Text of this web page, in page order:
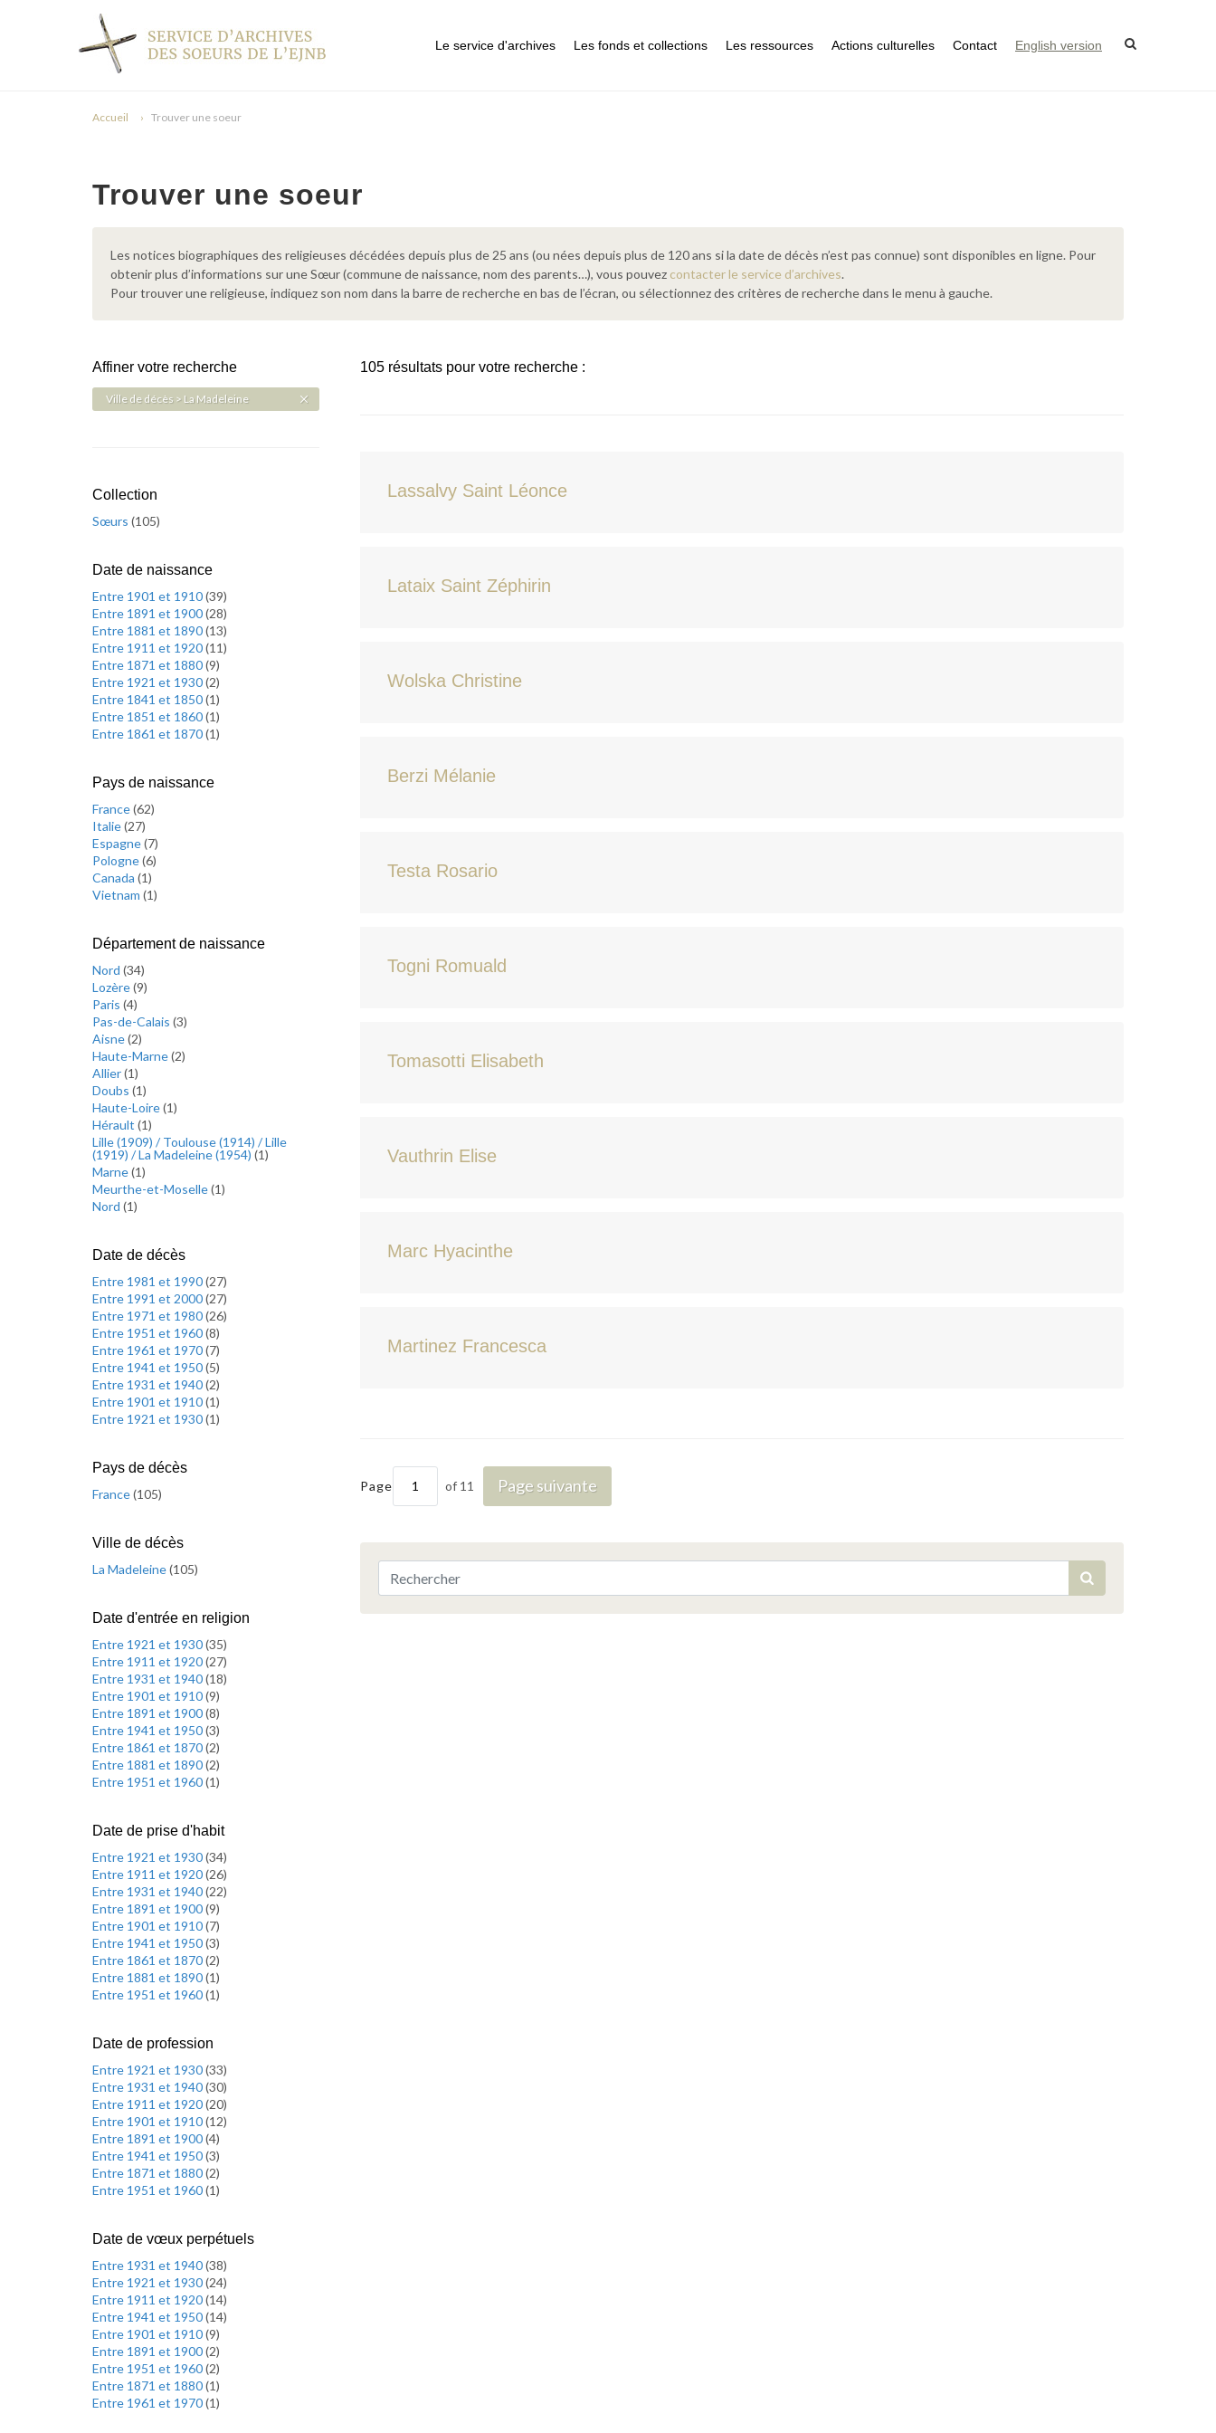
Le service d'archives Les fonds et collections Les ressources Actions culturelles Contact English version
Accueil Trouver une soeur
Trouver une soeur
Les notices biographiques des religieuses décédées depuis plus de 25 ans (ou nées depuis plus de 120 ans si la date de décès n’est pas connue) sont disponibles en ligne. Pour
obtenir plus d’informations sur une Sœur (commune de naissance, nom des parents…), vous pouvez contacter le service d’archives.
Pour trouver une religieuse, indiquez son nom dans la barre de recherche en bas de l’écran, ou sélectionnez des critères de recherche dans le menu à gauche.
105 résultats pour votre recherche :
Lassalvy Saint Léonce
Lataix Saint Zéphirin
Wolska Christine
Berzi Mélanie
Testa Rosario
Togni Romuald
Tomasotti Elisabeth
Vauthrin Elise
Marc Hyacinthe
Martinez Francesca
Page of 11 Page suivante
Affiner votre recherche
Ville de décès > La Madeleine
Collection
Sœurs (105)
Date de naissance
Entre 1901 et 1910(39)
Entre 1891 et 1900(28)
Entre 1881 et 1890(13)
Entre 1911 et 1920(11)
Entre 1871 et 1880(9)
Entre 1921 et 1930(2)
Entre 1841 et 1850(1)
Entre 1851 et 1860(1)
Entre 1861 et 1870(1)
Pays de naissance
France(62)
Italie(27)
Espagne(7)
Pologne(6)
Canada (1)
Vietnam (1)
Département de naissance
Nord (34)
Lozère(9)
Paris (4)
Pas-de-Calais (3)
Aisne(2)
Haute-Marne(2)
Allier(1)
Doubs (1)
Haute-Loire(1)
Hérault (1)
Lille (1909) / Toulouse (1914) / Lille
(1919) / La Madeleine (1954) (1)
Marne(1)
Meurthe-et-Moselle(1)
Nord (1)
Date de décès
Entre 1981 et 1990(27)
Entre 1991 et 2000(27)
Entre 1971 et 1980(26)
Entre 1951 et 1960(8)
Entre 1961 et 1970(7)
Entre 1941 et 1950(5)
Entre 1931 et 1940(2)
Entre 1901 et 1910(1)
Entre 1921 et 1930(1)
Pays de décès
France(105)
Ville de décès
La Madeleine(105)
Date d'entrée en religion
Entre 1921 et 1930(35)
Entre 1911 et 1920(27)
Entre 1931 et 1940(18)
Entre 1901 et 1910(9)
Entre 1891 et 1900(8)
Entre 1941 et 1950(3)
Entre 1861 et 1870(2)
Entre 1881 et 1890(2)
Entre 1951 et 1960(1)
Date de prise d'habit
Entre 1921 et 1930(34)
Entre 1911 et 1920(26)
Entre 1931 et 1940(22)
Entre 1891 et 1900(9)
Entre 1901 et 1910(7)
Entre 1941 et 1950(3)
Entre 1861 et 1870(2)
Entre 1881 et 1890(1)
Entre 1951 et 1960(1)
Date de profession
Entre 1921 et 1930(33)
Entre 1931 et 1940(30)
Entre 1911 et 1920(20)
Entre 1901 et 1910(12)
Entre 1891 et 1900(4)
Entre 1941 et 1950(3)
Entre 1871 et 1880(2)
Entre 1951 et 1960(1)
Date de vœux perpétuels
Entre 1931 et 1940(38)
Entre 1921 et 1930(24)
Entre 1911 et 1920(14)
Entre 1941 et 1950(14)
Entre 1901 et 1910(9)
Entre 1891 et 1900(2)
Entre 1951 et 1960(2)
Entre 1871 et 1880(1)
Entre 1961 et 1970(1)